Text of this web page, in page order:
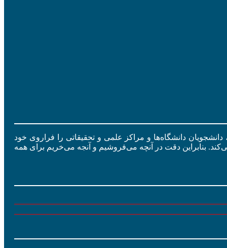
دانشجویان دانشگاه‌ها و مراکز علمی و تحقیقاتی را فراروی خود
بنابراین دقت در آنچه می‌فروشیم و آنجه می‌خریم برای همه